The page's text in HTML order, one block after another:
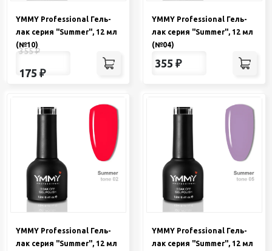
YMMY Professional Гель-
лак серия "Summer", 12 мл
(№10)
355₽
175 ₽
YMMY Professional Гель-
лак серия "Summer", 12 мл
(№04)
355 ₽
YMMY Professional Гель-
лак серия "Summer", 12 мл
YMMY Professional Гель-
лак серия "Summer", 12 мл